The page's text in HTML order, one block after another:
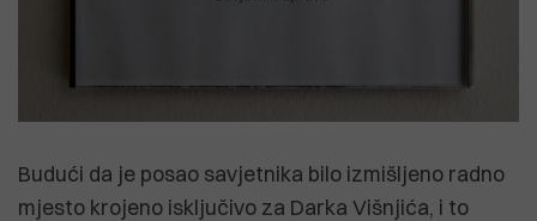
Budući da je posao savjetnika bilo izmišljeno radno
mjesto krojeno isključivo za Darka Višnjića, i to